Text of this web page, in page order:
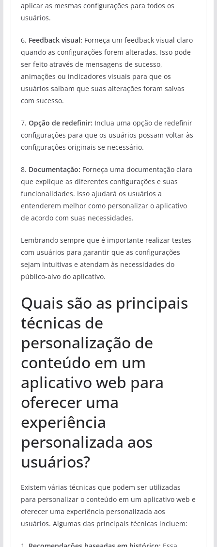
aplicar as mesmas configurações para todos os
usuários.
6. Feedback visual: Forneça um feedback visual claro
quando as configurações forem alteradas. Isso pode
ser feito através de mensagens de sucesso,
animações ou indicadores visuais para que os
usuários saibam que suas alterações foram salvas
com sucesso.
7. Opção de redefinir: Inclua uma opção de redefinir
configurações para que os usuários possam voltar às
configurações originais se necessário.
8. Documentação: Forneça uma documentação clara
que explique as diferentes configurações e suas
funcionalidades. Isso ajudará os usuários a
entenderem melhor como personalizar o aplicativo
de acordo com suas necessidades.
Lembrando sempre que é importante realizar testes
com usuários para garantir que as configurações
sejam intuitivas e atendam às necessidades do
público-alvo do aplicativo.
Quais são as principais
técnicas de
personalização de
conteúdo em um
aplicativo web para
oferecer uma
experiência
personalizada aos
usuários?
Existem várias técnicas que podem ser utilizadas
para personalizar o conteúdo em um aplicativo web e
oferecer uma experiência personalizada aos
usuários. Algumas das principais técnicas incluem: